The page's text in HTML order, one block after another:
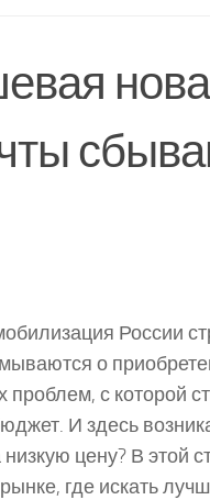
России
о
проблем, с которой
И здесь
цену? В этой
где искать